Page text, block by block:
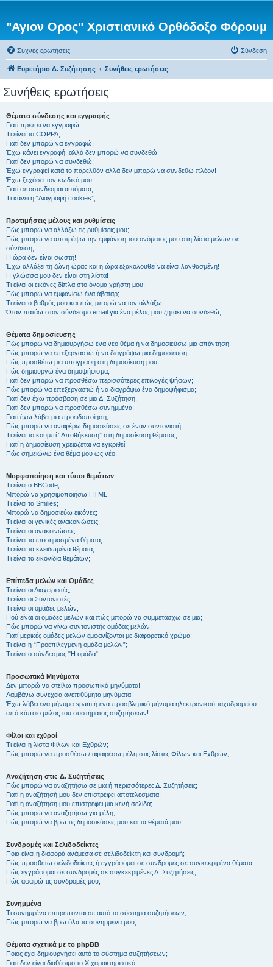
"Αγιον Ορος" Χριστιανικό Ορθόδοξο Φόρουμ
Συχνές ερωτήσεις Σύνδεση
Ευρετήριο Δ. Συζήτησης Συνήθεις ερωτήσεις
Συνήθεις ερωτήσεις
Θέματα σύνδεσης και εγγραφής
Γιατί πρέπει να εγγραφώ;
Τι είναι το COPPA;
Γιατί δεν μπορώ να εγγραφώ;
Έχω κάνει εγγραφή, αλλά δεν μπορώ να συνδεθώ!
Γιατί δεν μπορώ να συνδεθώ;
Έχω εγγραφεί κατά το παρελθόν αλλά δεν μπορώ να συνδεθώ πλέον!
Έχω ξεχάσει τον κωδικό μου!
Γιατί αποσυνδέομαι αυτόματα;
Τι κάνει η “Διαγραφή cookies”;
Προτιμήσεις μέλους και ρυθμίσεις
Πώς μπορώ να αλλάξω τις ρυθμίσεις μου;
Πώς μπορώ να αποτρέψω την εμφάνιση του ονόματος μου στη λίστα μελών σε
σύνδεση;
Η ώρα δεν είναι σωστή!
Έχω αλλάξει τη ζώνη ώρας και η ώρα εξακολουθεί να είναι λανθασμένη!
Η γλώσσα μου δεν είναι στη λίστα!
Τι είναι οι εικόνες δίπλα στο όνομα χρήστη μου;
Πώς μπορώ να εμφανίσω ένα άβαταρ;
Τι είναι ο βαθμός μου και πώς μπορώ να τον αλλάξω;
Όταν πατάω στον σύνδεσμο email για ένα μέλος μου ζητάει να συνδεθώ;
Θέματα δημοσίευσης
Πώς μπορώ να δημιουργήσω ένα νέο θέμα ή να δημοσιεύσω μια απάντηση;
Πώς μπορώ να επεξεργαστώ ή να διαγράψω μια δημοσίευση;
Πώς προσθέτω μια υπογραφή στη δημοσίευση μου;
Πώς δημιουργώ ένα δημοψήφισμα;
Γιατί δεν μπορώ να προσθέσω περισσότερες επιλογές ψήφων;
Πώς μπορώ να επεξεργαστώ ή να διαγράψω ένα δημοψήφισμα;
Γιατί δεν έχω πρόσβαση σε μια Δ. Συζήτηση;
Γιατί δεν μπορώ να προσθέσω συνημμένα;
Γιατί έχω λάβει μια προειδοποίηση;
Πώς μπορώ να αναφέρω δημοσιεύσεις σε έναν συντονιστή;
Τι είναι το κουμπί “Αποθήκευση” στη δημοσίευση θέματος;
Γιατί η δημοσίευση χρειάζεται να εγκριθεί;
Πώς σημειώνω ένα θέμα μου ως νέο;
Μορφοποίηση και τύποι θεμάτων
Τι είναι ο BBCode;
Μπορώ να χρησιμοποιήσω HTML;
Τι είναι τα Smilies;
Μπορώ να δημοσιεύω εικόνες;
Τι είναι οι γενικές ανακοινώσεις;
Τι είναι οι ανακοινώσεις;
Τι είναι τα επισημασμένα θέματα;
Τι είναι τα κλειδωμένα θέματα;
Τι είναι τα εικονίδια θεμάτων;
Επίπεδα μελών και Ομάδες
Τι είναι οι Διαχειριστές;
Τι είναι οι Συντονιστές;
Τι είναι οι ομάδες μελών;
Πού είναι οι ομάδες μελών και πώς μπορώ να συμμετάσχω σε μια;
Πώς μπορώ να γίνω συντονιστής ομάδας μελών;
Γιατί μερικές ομάδες μελών εμφανίζονται με διαφορετικό χρώμα;
Τι είναι η “Προεπιλεγμένη ομάδα μελών”;
Τι είναι ο σύνδεσμος "Η ομάδα”;
Προσωπικά Μηνύματα
Δεν μπορώ να στείλω προσωπικά μηνύματα!
Λαμβάνω συνέχεια ανεπιθύμητα μηνύματα!
Έχω λάβει ένα μήνυμα spam ή ένα προσβλητικό μήνυμα ηλεκτρονικού ταχυδρομείου
από κάποιο μέλος του συστήματος συζητήσεων!
Φίλοι και εχθροί
Τι είναι η λίστα Φίλων και Εχθρών;
Πώς μπορώ να προσθέσω / αφαιρέσω μέλη στις λίστες Φίλων και Εχθρών;
Αναζήτηση στις Δ. Συζητήσεις
Πώς μπορώ να αναζητήσω σε μια ή περισσότερες Δ. Συζητήσεις;
Γιατί η αναζήτησή μου δεν επιστρέφει αποτελέσματα;
Γιατί η αναζήτηση μου επιστρέφει μια κενή σελίδα;
Πώς μπορώ να αναζητήσω για μέλη;
Πώς μπορώ να βρω τις δημοσιεύσεις μου και τα θέματά μου;
Συνδρομές και Σελιδοδείκτες
Ποια είναι η διαφορά ανάμεσα σε σελιδοδείκτη και συνδρομή;
Πώς προσθέτω σελιδοδείκτες ή εγγράφομαι σε συνδρομές σε συγκεκριμένα θέματα;
Πώς εγγράφομαι σε συνδρομές σε συγκεκριμένες Δ. Συζητήσεις;
Πώς αφαιρώ τις συνδρομές μου;
Συνημμένα
Τι συνημμένα επιτρέπονται σε αυτό το σύστημα συζητήσεων;
Πώς μπορώ να βρω όλα τα συνημμένα μου;
Θέματα σχετικά με το phpBB
Ποιος έχει δημιουργήσει αυτό το σύστημα συζητήσεων;
Γιατί δεν είναι διαθέσιμο το Χ χαρακτηριστικό;